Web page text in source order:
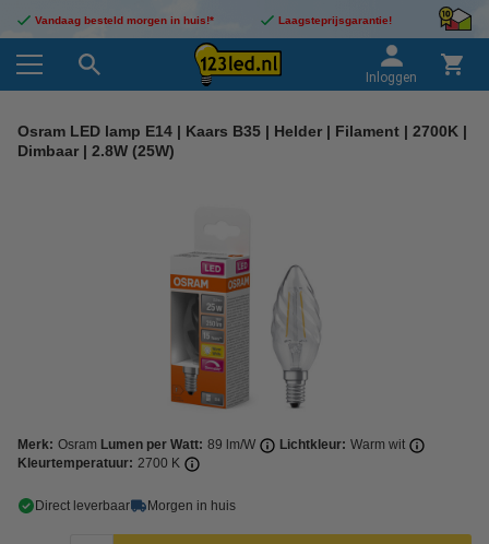
Vandaag besteld morgen in huis!* Laagsteprijsgarantie!
Inloggen
Osram LED lamp E14 | Kaars B35 | Helder | Filament | 2700K |
Dimbaar | 2.8W (25W)
Merk: Osram Lumen per Watt: 89 lm/W Lichtkleur: Warm wit
Kleurtemperatuur: 2700 K
Direct leverbaar Morgen in huis